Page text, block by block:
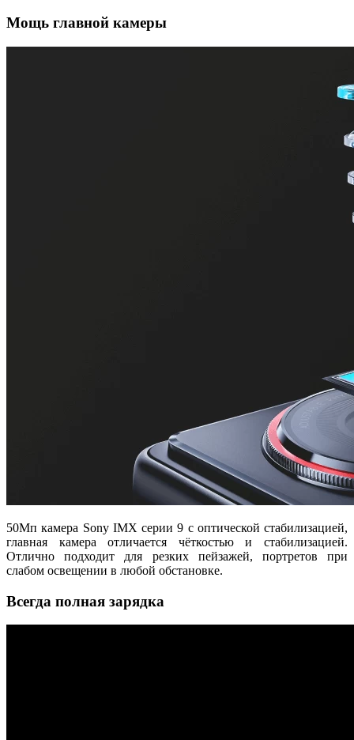
Мощь главной камеры
50Мп камера Sony IMX серии 9 с оптической стабилизацией,
главная камера отличается чёткостью и стабилизацией.
Отлично подходит для резких пейзажей, портретов при
слабом освещении в любой обстановке.
Всегда полная зарядка